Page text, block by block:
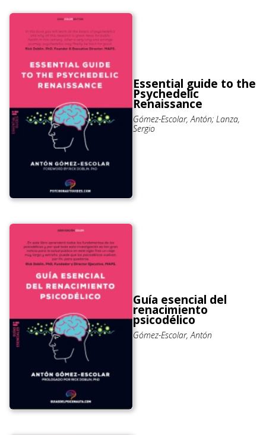
Essential guide to the
Psychedelic
Renaissance
Gómez-Escolar, Antón; Lanza,
Sergio
Guía esencial del
renacimiento
psicodélico
Gómez-Escolar, Antón